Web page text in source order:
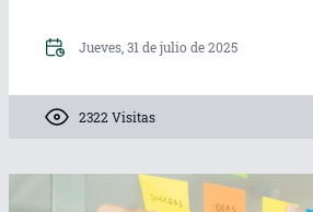
Jueves, 31 de julio de 2025
2322 Visitas